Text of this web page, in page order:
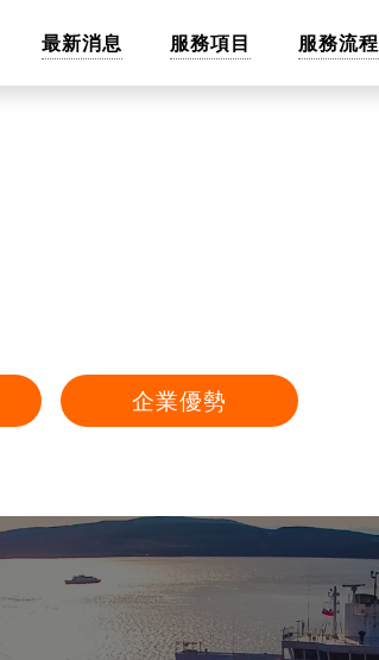
最新消息 服務項目 服務流程
企業優勢